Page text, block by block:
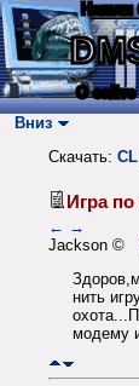
Нашли
О сайте
Вниз
Скачать: CL
Игра
← →
Jackson ©
нить
модему